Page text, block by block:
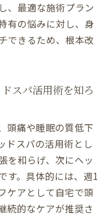
対策と相乗効果の
美容を両立する
リラックス効果
癒しの魅力を深
緩和するポイン
スパ体験の魅力
、最適な施術プラン
有の悩みに対し、身
できるため、根本改
スパ活用術を知ろ
頭痛や睡眠の質低下
ドスパの活用術とし
を和らげ、次にヘッ
す。具体的には、週1
ケアとして自宅で頭
続的なケアが推奨さ